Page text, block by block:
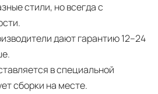
стили, но всегда с
дают гарантию 12–24
в специальной
сборки на месте.